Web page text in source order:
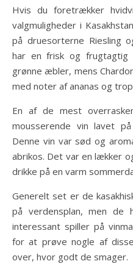
Hvis du foretrækker
valgmuligheder i
på druesorterne Riesling
har en frisk og
grønne æbler, mens
med noter af ananas og
En af de mest
mousserende vin lavet
Denne vin var sød og
abrikos. Det var en lækker
drikke på en varm
Generelt set er de
på verdensplan, men
interessant spiller på
for at prøve nogle af
over, hvor godt de smager.